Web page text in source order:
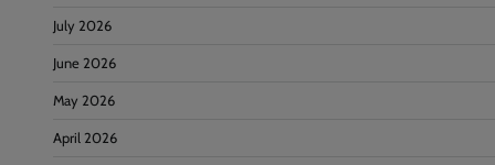
July 2026
June 2026
May 2026
April 2026